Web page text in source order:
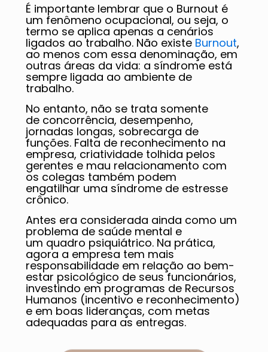
É importante lembrar que o Burnout é
um fenômeno ocupacional, ou seja, o
termo se aplica apenas a cenários
ligados ao trabalho. Não existe Burnout,
ao menos com essa denominação, em
outras áreas da vida: a síndrome está
sempre ligada ao ambiente de
trabalho.
No entanto, não se trata somente
de concorrência, desempenho,
jornadas longas, sobrecarga de
funções. Falta de reconhecimento na
empresa, criatividade tolhida pelos
gerentes e mau relacionamento com
os colegas também podem
engatilhar uma síndrome de estresse
crônico.
Antes era considerada ainda como um
problema de saúde mental e
um quadro psiquiátrico. Na prática,
agora a empresa tem mais
responsabilidade em relação ao bem-
estar psicológico de seus funcionários,
investindo em programas de Recursos
Humanos (incentivo e reconhecimento)
e em boas lideranças, com metas
adequadas para as entregas.